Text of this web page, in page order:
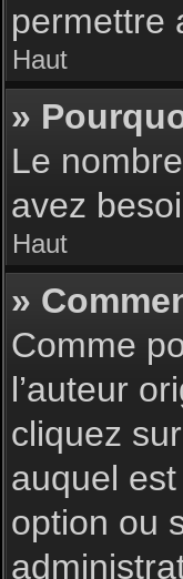
permettre
Haut
»
Le
avez
Haut
»
Comme
l’auteur
cliquez
auquel
option ou